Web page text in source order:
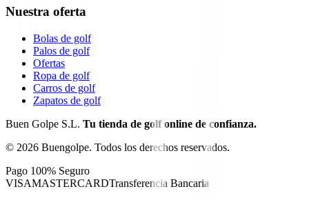
Nuestra oferta
Bolas de golf
Palos de golf
Ofertas
Ropa de golf
Carros de golf
Zapatos de golf
Buen Golpe S.L. Tu tienda de golf online de confianza.
© 2026 Buengolpe. Todos los derechos reservados.
Pago 100% Seguro
VISAMASTERCARDTransferencia Bancaria